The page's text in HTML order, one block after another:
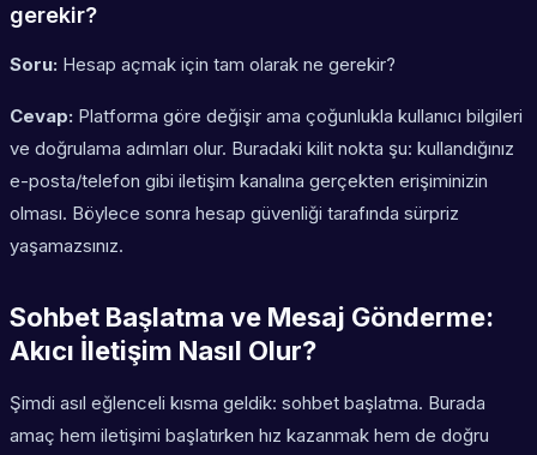
gerekir?
Soru: Hesap açmak için tam olarak ne gerekir?
Cevap: Platforma göre değişir ama çoğunlukla kullanıcı bilgileri
ve doğrulama adımları olur. Buradaki kilit nokta şu: kullandığınız
e-posta/telefon gibi iletişim kanalına gerçekten erişiminizin
olması. Böylece sonra hesap güvenliği tarafında sürpriz
yaşamazsınız.
Sohbet Başlatma ve Mesaj Gönderme:
Akıcı İletişim Nasıl Olur?
Şimdi asıl eğlenceli kısma geldik: sohbet başlatma. Burada
amaç hem iletişimi başlatırken hız kazanmak hem de doğru